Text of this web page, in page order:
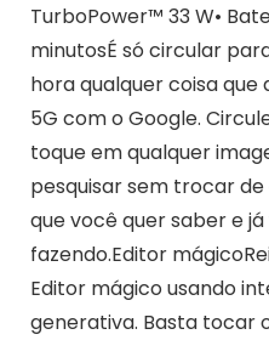
TurboPower™ 33 W•
minutosÉ só circular
hora qualquer coisa
5G com o Google.
toque em qualquer
pesquisar sem trocar
que você quer saber e
fazendo.Editor
Editor mágico usando
generativa. Basta tocar